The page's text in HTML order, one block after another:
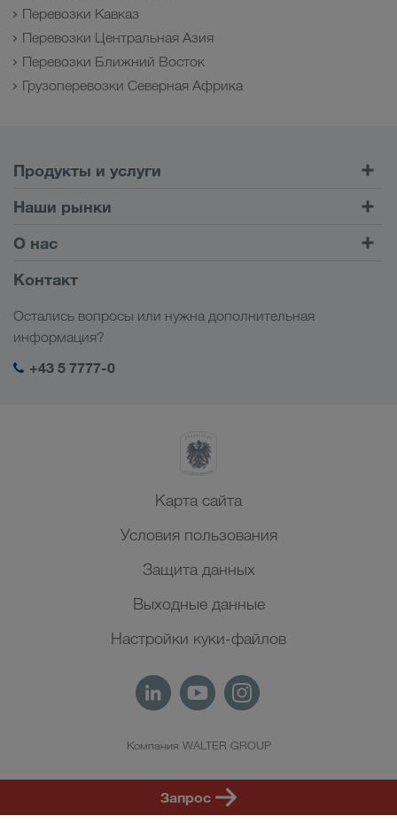
Перевозки Кавказ
Перевозки Центральная Азия
Перевозки Ближний Восток
Грузоперевозки Северная Африка
Запрос
Продукты и услуги
Клиентский портал CONNECT
Цифровые решения
Мой вход в систему LKW WALTER
Наши рынки
Европа
Кавказ
Центральная Азия
Ближний Восток
Северная Африка
О нас
Социальная ответственность
Контакт
Остались вопросы или нужна дополнительная
информация?
+43 5 7777-0
Карта сайта
Условия пользования
Защита данных
Выходные данные
Настройки куки-файлов
Компания WALTER GROUP